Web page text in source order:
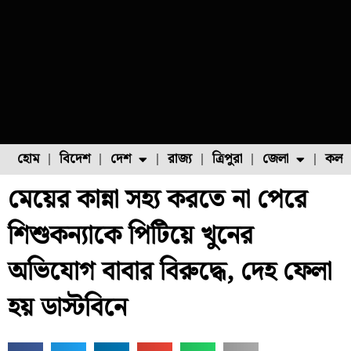
হোম বিদেশ দেশ
ফুল চাষ ফল চাষ মাছ চাষ
রাজ্য ত্রিপুরা জেলা
উত্তর ২৪ পরগনা
মেয়ের কান্না সহ্য করতে না পেরে
শিশুকন্যাকে পিটিয়ে খুনের
অভিযোগ বাবার বিরুদ্ধে, দেহ ফেলা
হয় ডাস্টবিনে